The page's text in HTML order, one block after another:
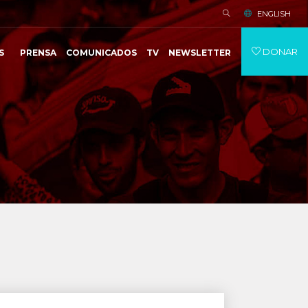
ENGLISH
PRENSA COMUNICADOS TV NEWSLETTER DONAR